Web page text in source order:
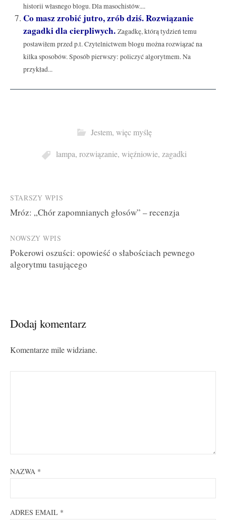
historii własnego blogu. Dla masochistów....
Co masz zrobić jutro, zrób dziś. Rozwiązanie
zagadki dla cierpliwych. Zagadkę, którą tydzień temu
postawiłem przed p.t. Czytelnictwem blogu można rozwiązać na
kilka sposobów. Sposób pierwszy: policzyć algorytmem. Na
przykład...
Jestem, więc myślę
lampa, rozwiązanie, więźniowie, zagadki
Post
navigation
STARSZY WPIS
Mróz: „Chór zapomnianych głosów” – recenzja
NOWSZY WPIS
Pokerowi oszuści: opowieść o słabościach pewnego
algorytmu tasującego
Dodaj komentarz
Komentarze mile widziane.
NAZWA *
ADRES EMAIL *